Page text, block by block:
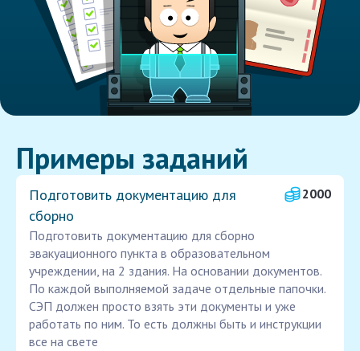
Примеры заданий
Подготовить документацию для
сборно
2000
Подготовить документацию для сборно
эвакуационного пункта в образовательном
учреждении, на 2 здания. На основании документов.
По каждой выполняемой задаче отдельные папочки.
СЭП должен просто взять эти документы и уже
работать по ним. То есть должны быть и инструкции
все на свете